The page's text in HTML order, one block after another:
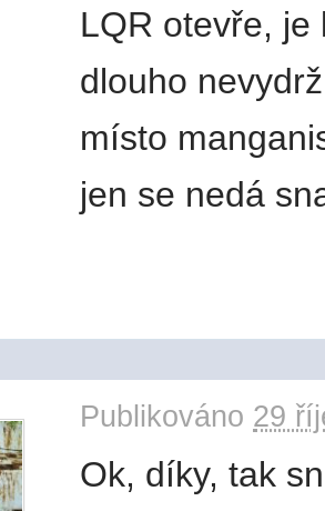
LQR otevře,
dlouho
místo
jen se nedá
Publikováno 29
Ok, díky, tak